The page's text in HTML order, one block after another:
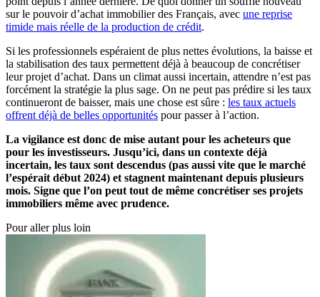
sur le pouvoir d’achat immobilier des Français, avec une reprise
timide mais réelle de la production de crédit.
Si les professionnels espéraient de plus nettes évolutions, la baisse et
la stabilisation des taux permettent déjà à beaucoup de concrétiser
leur projet d’achat. Dans un climat aussi incertain, attendre n’est pas
forcément la stratégie la plus sage. On ne peut pas prédire si les taux
continueront de baisser, mais une chose est sûre : les taux actuels
offrent déjà de belles opportunités pour passer à l’action.
La vigilance est donc de mise autant pour les acheteurs que
pour les investisseurs. Jusqu’ici, dans un contexte déjà
incertain, les taux sont descendus (pas aussi vite que le marché
l’espérait début 2024) et stagnent maintenant depuis plusieurs
mois. Signe que l’on peut tout de même concrétiser ses projets
immobiliers même avec prudence.
Pour aller plus loin